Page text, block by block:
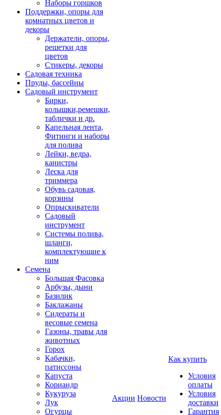
Наборы горшков
Поддержки, опоры для
комнатных цветов и
декоры
Держатели, опоры,
решетки для
цветов
Стикеры, декоры
Садовая техника
Пруды, бассейны
Садовый инструмент
Бирки,
колышки,ремешки,
таблички и др.
Капельная лента,
Фитинги и наборы
для полива
Лейки, ведра,
канистры
Леска для
триммера
Обувь садовая,
корзины
Опрыскиватели
Садовый
инструмент
Системы полива,
шланги,
комплектующие к
ним
Семена
Большая Фасовка
Арбузы, дыни
Базилик
Баклажаны
Сидераты и
весовые семена
Газоны, травы для
животных
Горох
Кабачки,
патиссоны
Капуста
Кориандр
Кукуруза
Лук
Огурцы
Акции Новости
Как купить
Условия
оплаты
Условия
доставки
Гарантия